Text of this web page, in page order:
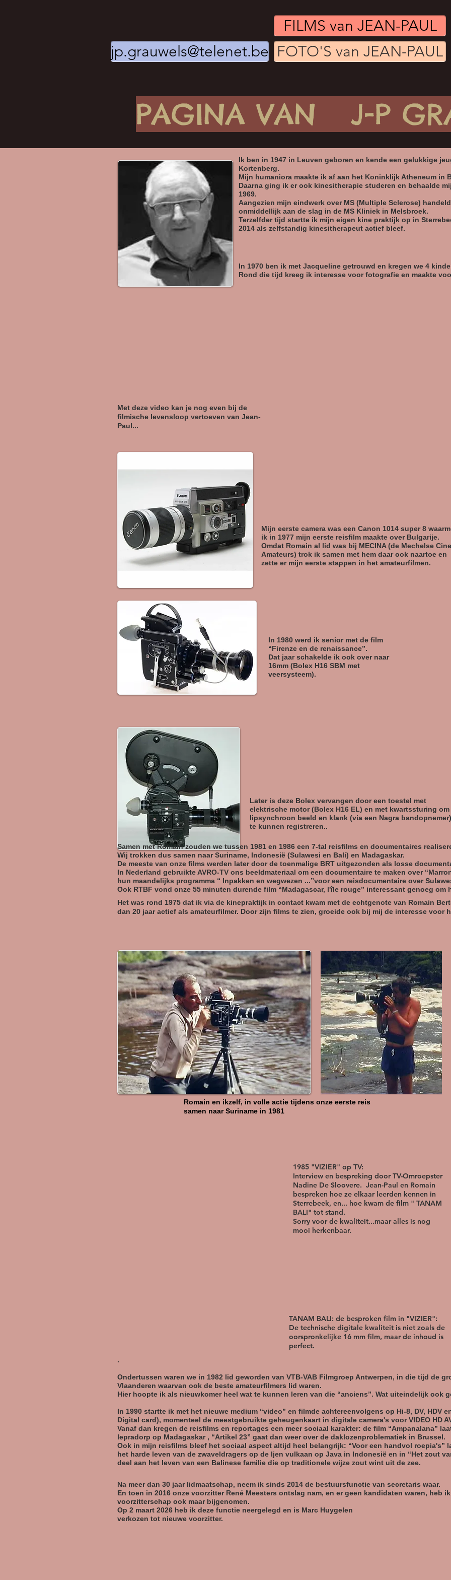
jp.grauwels@telenet.be
FILMS van JEAN-PAUL
FOTO'S van JEAN-PAUL
PAGINA VAN J-P
Ik ben in 1947 in Leuven geboren en kende een gelukkige
Kortenberg.
Mijn humaniora maakte ik af aan het Koninklijk Atheneum in
Daarna ging ik er ook kinesitherapie studeren en behaalde
1969.
Aangezien mijn eindwerk over MS (Multiple Sclerose)
onmiddellijk aan de slag in de MS Kliniek in Melsbroek.
Terzelfder tijd startte ik mijn eigen kine praktijk op in
2014 als zelfstandig kinesitherapeut actief bleef.
In 1970 ben ik met Jacqueline getrouwd en kregen we 4
Rond die tijd kreeg ik interesse voor fotografie en maakte
Met deze video kan je nog even bij de
filmische levensloop vertoeven van Jean-
Paul...
Mijn eerste camera was een Canon 1014 super 8
ik in 1977 mijn eerste reisfilm maakte over Bulgarije.
Omdat Romain al lid was bij MECINA (de Mechelse Cine
Amateurs) trok ik samen met hem daar ook naartoe en
zette er mijn eerste stappen in het amateurfilmen.
In 1980 werd ik senior met de film
“Firenze en de renaissance”.
Dat jaar schakelde ik ook over naar
16mm (Bolex H16 SBM met
veersysteem).
Later is deze Bolex vervangen door een toestel met
elektrische motor (Bolex H16 EL) en met kwartssturing om
lipsynchroon beeld en klank (via een Nagra bandopnemer)
te kunnen registreren..
Samen met Romain zouden we tussen 1981 en 1986 een 7-tal reisfilms en documentaires
Wij trokken dus samen naar Suriname, Indonesië (Sulawesi en Bali) en Madagaskar.
De meeste van onze films werden later door de toenmalige BRT uitgezonden als losse
In Nederland gebruikte AVRO-TV ons beeldmateriaal om een documentaire te maken over
hun maandelijks programma “ Inpakken en wegwezen ...”voor een reisdocumentaire over
Ook RTBF vond onze 55 minuten durende film “Madagascar, l'île rouge” interessant genoeg om
Het was rond 1975 dat ik via de kinepraktijk in contact kwam met de echtgenote van Romain
dan 20 jaar actief als amateurfilmer. Door zijn films te zien, groeide ook bij mij de interesse voor
Romain en ikzelf, in volle actie tijdens onze eerste reis
samen naar Suriname in 1981
1985 "VIZIER" op TV:
Interview en bespreking door TV-Omroepster
Nadine De Sloovere. Jean-Paul en Romain
bespreken hoe ze elkaar leerden kennen in
Sterrebeek, en... hoe kwam de film " TANAM
BALI" tot stand.
Sorry voor de kwaliteit...maar alles is nog
mooi herkenbaar.
TANAM BALI: de besproken film in "VIZIER":
De technische digitale kwaliteit is niet zoals de
oorspronkelijke 16 mm film, maar de inhoud is
perfect.
.
Ondertussen waren we in 1982 lid geworden van VTB-VAB Filmgroep Antwerpen, in die tijd de
Vlaanderen waarvan ook de beste amateurfilmers lid waren.
Hier hoopte ik als nieuwkomer heel wat te kunnen leren van die “anciens”. Wat uiteindelijk ook
In 1990 startte ik met het nieuwe medium “video” en filmde achtereenvolgens op Hi-8, DV, HDV
Digital card), momenteel de meestgebruikte geheugenkaart in digitale camera's voor VIDEO HD
Vanaf dan kregen de reisfilms en reportages een meer sociaal karakter: de film “Ampanalana”
lepradorp op Madagaskar , “Artikel 23” gaat dan weer over de daklozenproblematiek in Brussel.
Ook in mijn reisfilms bleef het sociaal aspect altijd heel belangrijk: “Voor een handvol roepia's”
het harde leven van de zwaveldragers op de Ijen vulkaan op Java in Indonesië en in “Het zout
deel aan het leven van een Balinese familie die op traditionele wijze zout wint uit de zee.
Na meer dan 30 jaar lidmaatschap, neem ik sinds 2014 de bestuursfunctie van secretaris waar.
En toen in 2016 onze voorzitter René Meesters ontslag nam, en er geen kandidaten waren, heb
voorzitterschap ook maar bijgenomen.
Op 2 maart 2026 heb ik deze functie neergelegd en is Marc Huygelen
verkozen tot nieuwe voorzitter.